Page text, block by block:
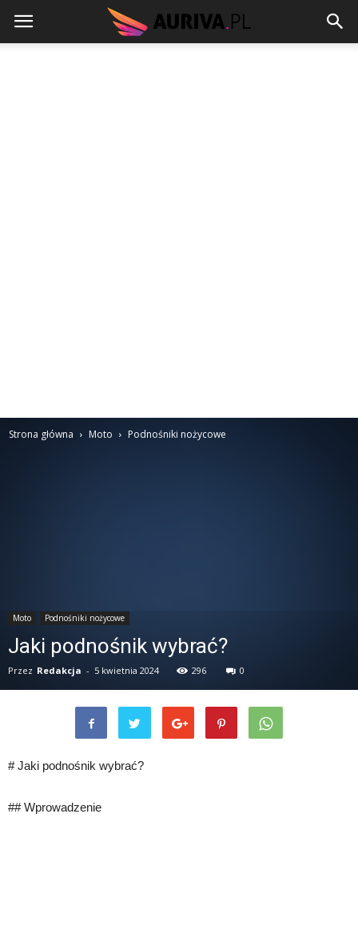
Strona główna Moto Podnośniki nożycowe
Moto Podnośniki nożycowe
Jaki podnośnik wybrać?
Przez Redakcja - 5 kwietnia 2024 296 0
# Jaki podnośnik wybrać?
## Wprowadzenie